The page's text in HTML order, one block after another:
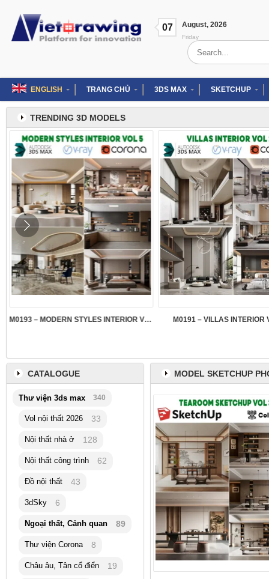
content
07 August, 2026
Friday
Search
for:
ENGLISH TRANG CHỦ 3DS MAX SKETCHUP
TRENDING 3D MODELS
M0193 – MODERN STYLES INTERIOR VOL.5 M0191 – VILLAS INTERIOR
MODEL SKETCHUP
CATALOGUE
Thư viện 3ds max 340
Vol nội thất 2026 33
Nội thất nhà ở 128
Nội thất công trình 62
Đồ nội thất 43
3dSky 6
Ngoại thất, Cảnh quan 89
Thư viện Corona 8
Châu âu, Tân cổ điển 19